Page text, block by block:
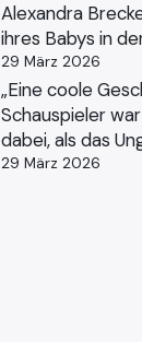
Alexandra
ihres Babys in
29 März 2026
„Eine coole
Schauspieler
dabei, als das
29 März 2026